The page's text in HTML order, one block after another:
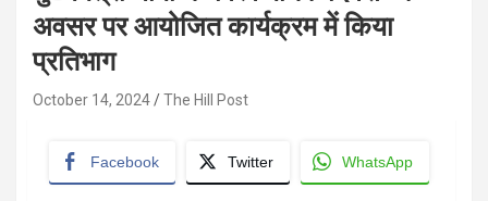
अवसर पर आयोजित कार्यक्रम में किया
प्रतिभाग
October 14, 2024 The Hill Post
Facebook Twitter WhatsApp